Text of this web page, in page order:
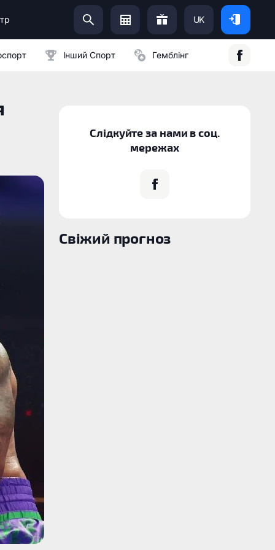
UK
Інший Спорт Гемблінг
Слідкуйте за нами в соц.
мережах
Свіжий прогноз